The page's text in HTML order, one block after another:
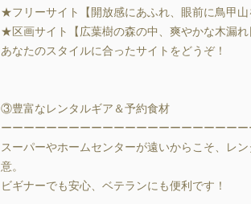
★フリーサイト【開放感にあふれ、眼前に鳥甲山
★区画サイト【広葉樹の森の中、爽やかな木漏れ
あなたのスタイルに合ったサイトをどうぞ！
③豊富なレンタルギア＆予約食材
ーーーーーーーーーーーーーーーーーーーーー
スーパーやホームセンターが遠いからこそ、レ
意。
ビギナーでも安心、ベテランにも便利です！